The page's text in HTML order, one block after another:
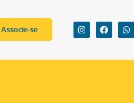
Associe-se